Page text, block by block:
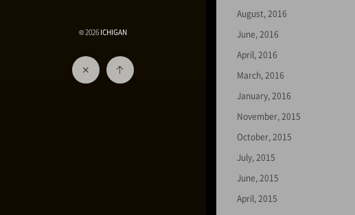
© 2026 ICHIGAN
August, 2016
June, 2016
April, 2016
March, 2016
January, 2016
November, 2015
October, 2015
July, 2015
June, 2015
April, 2015